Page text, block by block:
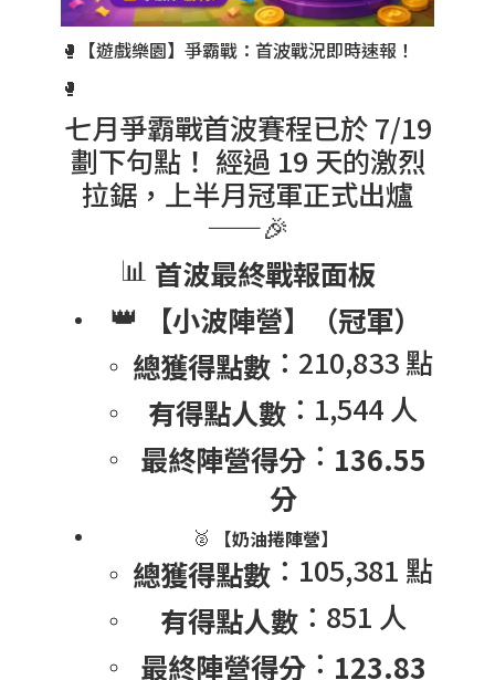
🥊【遊戲樂園】爭霸戰：首波戰況即時速報！
🥊
七月爭霸戰首波賽程已於 7/19
劃下句點！ 經過 19 天的激烈
拉鋸，上半月冠軍正式出爐
——🎉
📊 首波最終戰報面板
👑
【小波陣營】（冠軍）
總獲得點數 ：210,833 點
有得點人數 ：1,544 人
最終陣營得分： 136.55
分
🥈 【奶油捲陣營】
總獲得點數 ：105,381 點
有得點人數：851 人
最終陣營得分： 123.83